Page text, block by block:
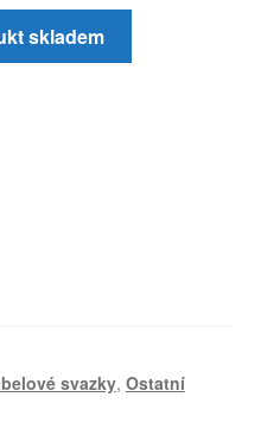
skladem
svazky, Ostatní